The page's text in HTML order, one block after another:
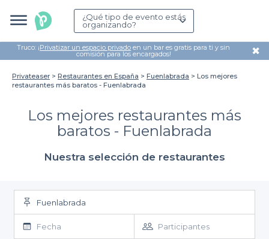
¿Qué tipo de evento estás
organizando?
Truco: ¡Privatizar un espacio privado en un bar es gratis para ti y sin
comisión para los encargados! ✖
Privateaser Restaurantes en España Fuenlabrada
Los mejores
restaurantes más baratos - Fuenlabrada
Los mejores restaurantes más
baratos - Fuenlabrada
Nuestra selección de restaurantes
Fuenlabrada
Fecha Participantes